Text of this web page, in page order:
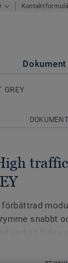
Dokument
GREY
snabbt
teman
att få